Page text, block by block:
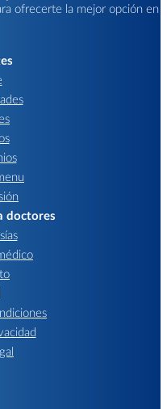
ofrecerte la mejor opción en
doctores